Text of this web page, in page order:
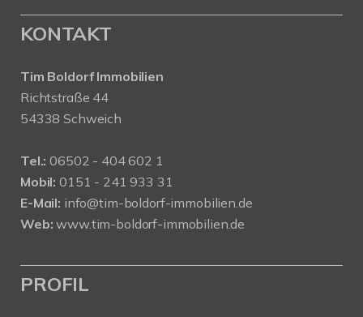
KONTAKT
Tim Boldorf Immobilien
Richtstraße 44
54338 Schweich
Tel.: 06502 - 404 602 1
Mobil: 0151 - 241 933 31
E-Mail: info@tim-boldorf-immobilien.de
Web:www.tim-boldorf-immobilien.de
PROFIL